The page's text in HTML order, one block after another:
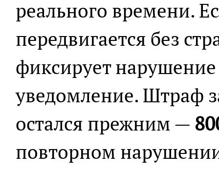
реального времени.
передвигается без
фиксирует нарушение
уведомление. Штраф
остался прежним —
повторном